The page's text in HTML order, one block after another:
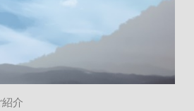
介